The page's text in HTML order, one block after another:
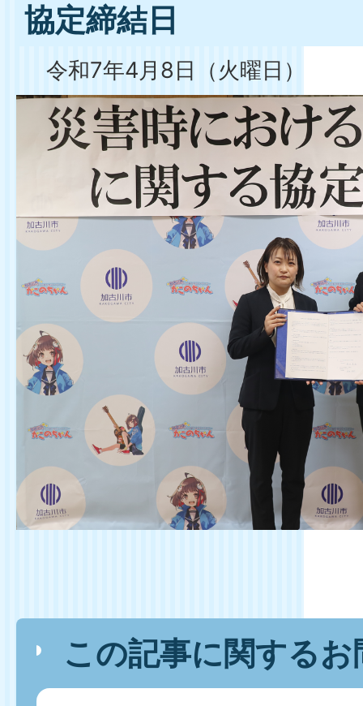
協定締結日
令和7年4月8日（火曜日）
この記事に関する